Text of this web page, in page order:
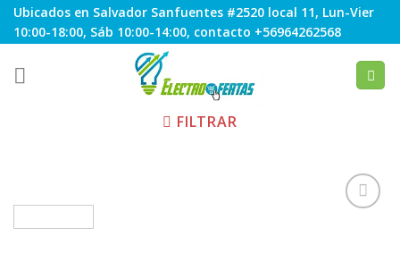
Skip
to
Ubicados en Salvador Sanfuentes #2520 local 11, Lun-Vier
10:00-18:00, Sáb 10:00-14:00, contacto +56964262568
FILTRAR